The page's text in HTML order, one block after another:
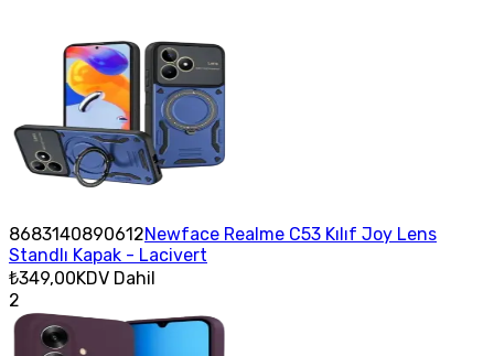
8683140890612Newface Realme C53 Kılıf Joy Lens
Standlı Kapak - Lacivert
₺349,00KDV Dahil
2